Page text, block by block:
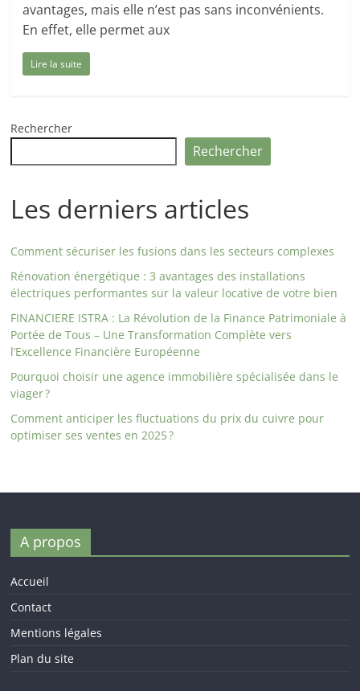
avantages, mais elle n’est pas sans inconvénients.
En effet, elle permet aux
Lire la suite
Rechercher
Rechercher
Les derniers articles
Comment sécuriser les fusions dans les secteurs complexes
Rénovation énergétique : 3 avantages des installations
électriques performantes sur la valeur locative de votre bien
FINANCIERE ISTRA : La Révolution de la Finance Patrimoniale à
Portée de Tous – Une Transformation Complète vers
l’Excellence Financière Européenne
Pourquoi choisir une agence immobilière spécialisée dans le
viager ?
Comment anticiper les fluctuations du prix du cuivre pour
optimiser ses ventes en 2025 ?
A propos
Accueil
Contact
Mentions légales
Plan du site